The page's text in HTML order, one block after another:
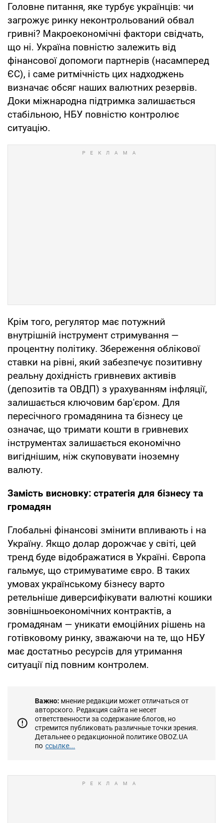
Головне питання, яке турбує українців: чи
загрожує ринку неконтрольований обвал
гривні? Макроекономічні фактори свідчать,
що ні. Україна повністю залежить від
фінансової допомоги партнерів (насамперед
ЄС), і саме ритмічність цих надходжень
визначає обсяг наших валютних резервів.
Доки міжнародна підтримка залишається
стабільною, НБУ повністю контролює
ситуацію.
Крім того, регулятор має потужний
внутрішній інструмент стримування —
процентну політику. Збереження облікової
ставки на рівні, який забезпечує позитивну
реальну дохідність гривневих активів
(депозитів та ОВДП) з урахуванням інфляції,
залишається ключовим бар'єром. Для
пересічного громадянина та бізнесу це
означає, що тримати кошти в гривневих
інструментах залишається економічно
вигіднішим, ніж скуповувати іноземну
валюту.
Замість висновку: стратегія для бізнесу та
громадян
Глобальні фінансові змінити впливають і на
Україну. Якщо долар дорожчає у світі, цей
тренд буде відображатися в Україні. Європа
гальмує, що стримуватиме євро. В таких
умовах українському бізнесу варто
ретельніше диверсифікувати валютні кошики
зовнішньоекономічних контрактів, а
громадянам — уникати емоційних рішень на
готівковому ринку, зважаючи на те, що НБУ
має достатньо ресурсів для утримання
ситуації під повним контролем.
Важно: мнение редакции может отличаться от
авторского. Редакция сайта не несет
ответственности за содержание блогов, но
стремится публиковать различные точки зрения.
Детальнее о редакционной политике OBOZ.UA
по ссылке...